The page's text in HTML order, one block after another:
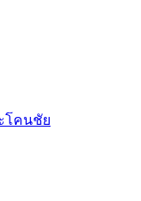
โคนชัย